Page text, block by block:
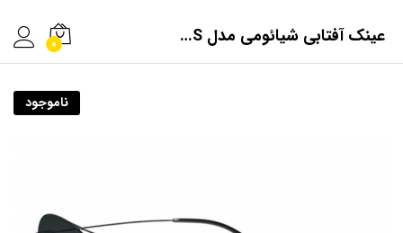
عینک آفتابی شیائومی مدل TYJ04TS 0
ناموجود